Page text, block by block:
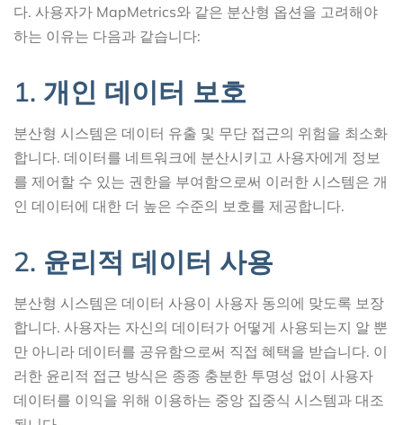
다. 사용자가 MapMetrics와 같은 분산형 옵션을 고려해야
하는 이유는 다음과 같습니다:
1. 개인 데이터 보호
분산형 시스템은 데이터 유출 및 무단 접근의 위험을 최소화
합니다. 데이터를 네트워크에 분산시키고 사용자에게 정보
를 제어할 수 있는 권한을 부여함으로써 이러한 시스템은 개
인 데이터에 대한 더 높은 수준의 보호를 제공합니다.
2. 윤리적 데이터 사용
분산형 시스템은 데이터 사용이 사용자 동의에 맞도록 보장
합니다. 사용자는 자신의 데이터가 어떻게 사용되는지 알 뿐
만 아니라 데이터를 공유함으로써 직접 혜택을 받습니다. 이
러한 윤리적 접근 방식은 종종 충분한 투명성 없이 사용자
데이터를 이익을 위해 이용하는 중앙 집중식 시스템과 대조